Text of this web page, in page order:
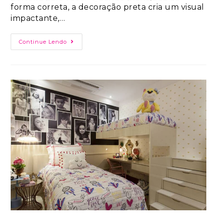
forma correta, a decoração preta cria um visual
impactante,…
Continue Lendo